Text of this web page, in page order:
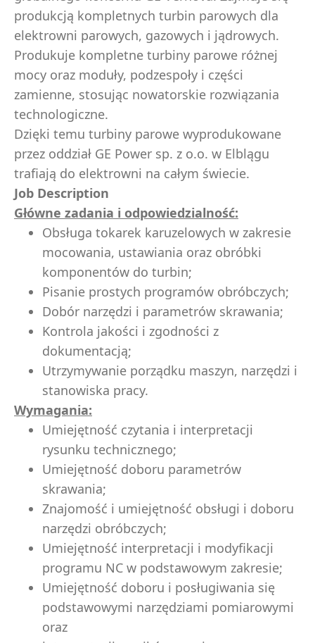
produkcją kompletnych turbin parowych dla
elektrowni parowych, gazowych i jądrowych.
Produkuje kompletne turbiny parowe różnej
mocy oraz moduły, podzespoły i części
zamienne, stosując nowatorskie rozwiązania
technologiczne.
Dzięki temu turbiny parowe wyprodukowane
przez oddział GE Power sp. z o.o. w Elblągu
trafiają do elektrowni na całym świecie.
Job Description
Główne zadania i odpowiedzialność:
Obsługa tokarek karuzelowych w zakresie
mocowania, ustawiania oraz obróbki
komponentów do turbin;
Pisanie prostych programów obróbczych;
Dobór narzędzi i parametrów skrawania;
Kontrola jakości i zgodności z
dokumentacją;
Utrzymywanie porządku maszyn, narzędzi i
stanowiska pracy.
Wymagania:
Umiejętność czytania i interpretacji
rysunku technicznego;
Umiejętność doboru parametrów
skrawania;
Znajomość i umiejętność obsługi i doboru
narzędzi obróbczych;
Umiejętność interpretacji i modyfikacji
programu NC w podstawowym zakresie;
Umiejętność doboru i posługiwania się
podstawowymi narzędziami pomiarowymi
oraz